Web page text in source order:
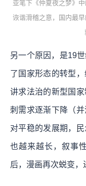
亚笔下《仲夏夜之梦》
诙谐滑稽之意，国内最
另一个原因，是19
了国家形态的转型
讲求法治的新型国
刺需求逐渐下降（
对平稳的发展期，
也越来越长，叙事
后，漫画再次蜕变，